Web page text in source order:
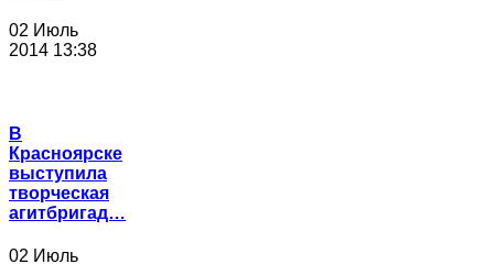
02 Июль
2014 13:38
В
Красноярске
выступила
творческая
агитбригад…
02 Июль